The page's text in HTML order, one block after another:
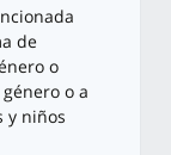
de
o
o a
y niños